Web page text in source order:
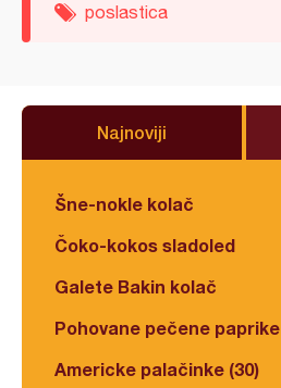
poslastica
Najnoviji
Šne-nokle kolač
Čoko-kokos sladoled
Galete Bakin kolač
Pohovane pečene paprike
Americke palačinke (30)